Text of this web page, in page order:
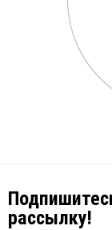
рассылку!